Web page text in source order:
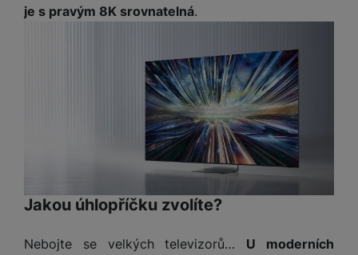
je s pravým 8K srovnatelná.
Jakou úhlopříčku zvolíte?
Nebojte se velkých televizorů… U moderních